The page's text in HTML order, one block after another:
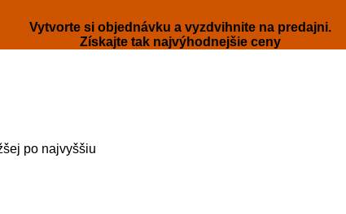
Vytvorte si objednávku a vyzdvihnite na predajni.
Získajte tak najvýhodnejšie ceny
po najvyššiu